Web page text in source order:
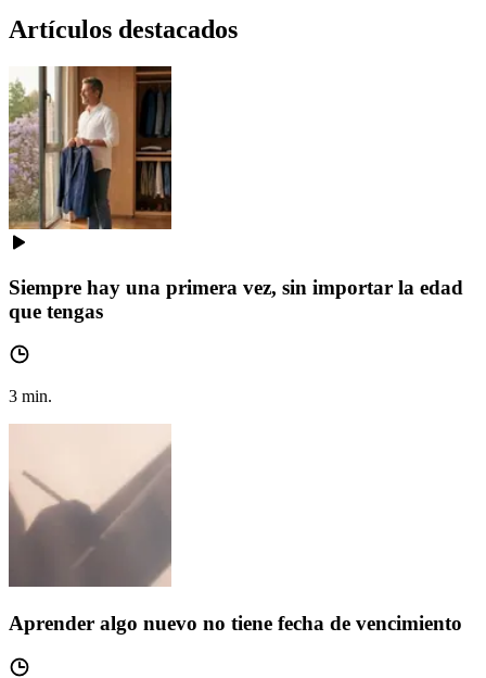
Artículos destacados
Siempre hay una primera vez, sin importar la edad
que tengas
3 min.
Aprender algo nuevo no tiene fecha de vencimiento